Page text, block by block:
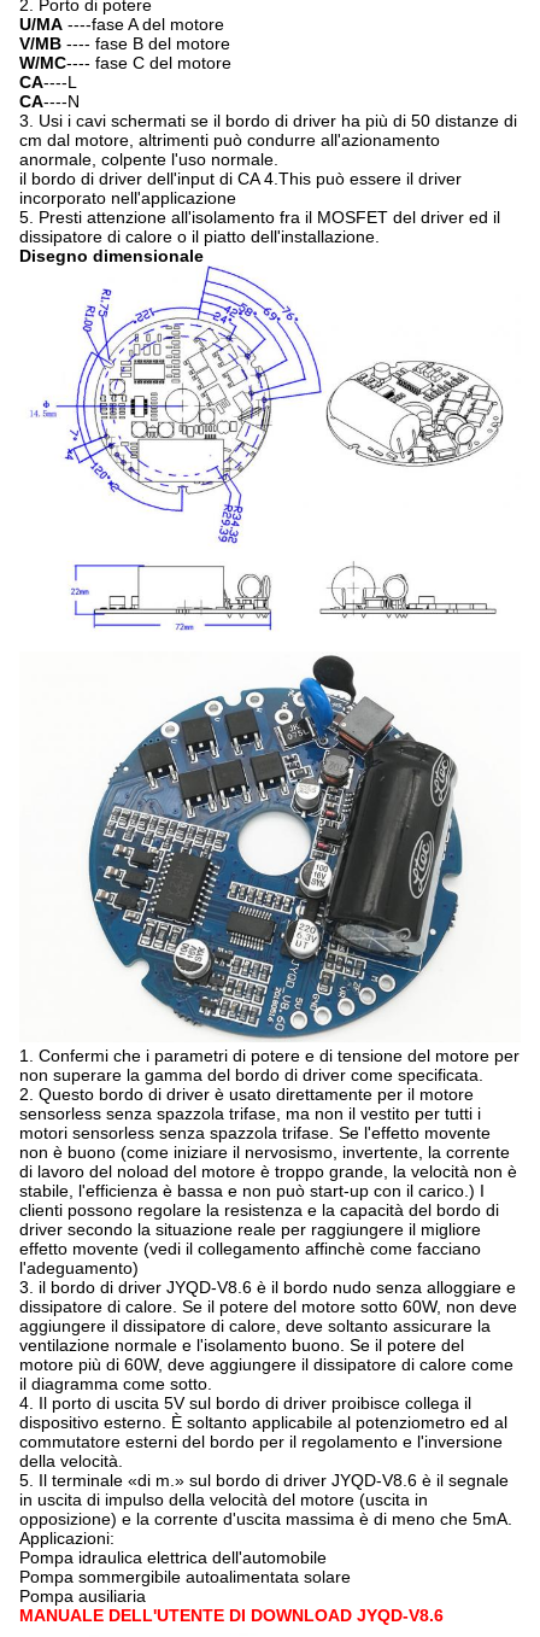
2. Porto di potere
U/MA ----fase A del motore
V/MB ---- fase B del motore
W/MC---- fase C del motore
CA----L
CA----N
3. Usi i cavi schermati se il bordo di driver ha più di 50 distanze di
cm dal motore, altrimenti può condurre all'azionamento
anormale, colpente l'uso normale.
il bordo di driver dell'input di CA 4.This può essere il driver
incorporato nell'applicazione
5. Presti attenzione all'isolamento fra il MOSFET del driver ed il
dissipatore di calore o il piatto dell'installazione.
Disegno dimensionale
1. Confermi che i parametri di potere e di tensione del motore per
non superare la gamma del bordo di driver come specificata.
2. Questo bordo di driver è usato direttamente per il motore
sensorless senza spazzola trifase, ma non il vestito per tutti i
motori sensorless senza spazzola trifase. Se l'effetto movente
non è buono (come iniziare il nervosismo, invertente, la corrente
di lavoro del noload del motore è troppo grande, la velocità non è
stabile, l'efficienza è bassa e non può start-up con il carico.) I
clienti possono regolare la resistenza e la capacità del bordo di
driver secondo la situazione reale per raggiungere il migliore
effetto movente (vedi il collegamento affinchè come facciano
l'adeguamento)
3. il bordo di driver JYQD-V8.6 è il bordo nudo senza alloggiare e
dissipatore di calore. Se il potere del motore sotto 60W, non deve
aggiungere il dissipatore di calore, deve soltanto assicurare la
ventilazione normale e l'isolamento buono. Se il potere del
motore più di 60W, deve aggiungere il dissipatore di calore come
il diagramma come sotto.
4. Il porto di uscita 5V sul bordo di driver proibisce collega il
dispositivo esterno. È soltanto applicabile al potenziometro ed al
commutatore esterni del bordo per il regolamento e l'inversione
della velocità.
5. Il terminale «di m.» sul bordo di driver JYQD-V8.6 è il segnale
in uscita di impulso della velocità del motore (uscita in
opposizione) e la corrente d'uscita massima è di meno che 5mA.
Applicazioni:
Pompa idraulica elettrica dell'automobile
Pompa sommergibile autoalimentata solare
Pompa ausiliaria
MANUALE DELL'UTENTE DI DOWNLOAD JYQD-V8.6